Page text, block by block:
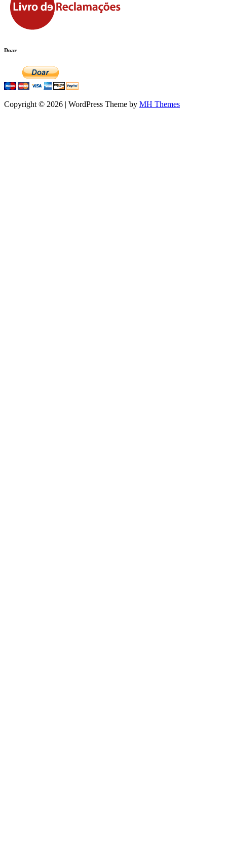
Doar
Copyright © 2026 | WordPress Theme by MH Themes